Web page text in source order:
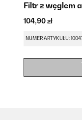
Filtr z węglem
104,90 zł
NUMER ARTYKUŁU: